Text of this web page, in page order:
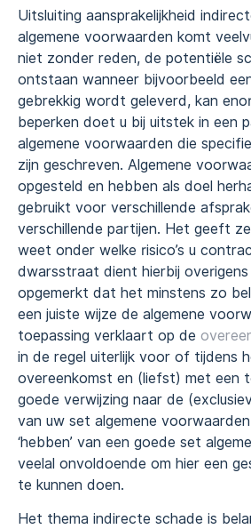
Uitsluiting aansprakelijkheid
algemene voorwaarden komt
niet zonder reden, de potentiële
ontstaan wanneer bijvoorbeeld
gebrekkig wordt geleverd, kan
beperken doet u bij uitstek in een
algemene voorwaarden die
zijn geschreven. Algemene
opgesteld en hebben als doel
gebruikt voor verschillende
verschillende partijen. Het geeft
weet onder welke risico’s u
dwarsstraat dient hierbij
opgemerkt dat het minstens zo
een juiste wijze de algemene
toepassing verklaart op de
in de regel uiterlijk voor of tijdens
overeenkomst en (liefst) met een
goede verwijzing naar de
van uw set algemene
‘hebben’ van een goede set
veelal onvoldoende om hier een
te kunnen doen.
Het thema indirecte schade is